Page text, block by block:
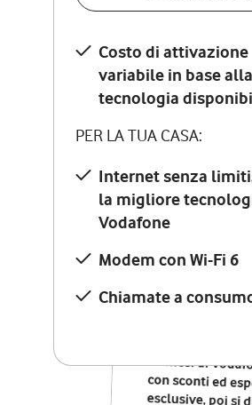
Costo di attivazione
variabile in base alla
tecnologia
PER LA TUA CASA:
Internet senza
la migliore
Vodafone
Modem con Wi-Fi 6
Chiamate a
Costo di
variabile in base
tecnologia
PER LA TUA CASA:
Internet senza
la migliore
Vodafone
Modem Seven
Chiamate
numeri fissi e
nazionali
12 mesi di
con sconti ed
esclusive, poi si